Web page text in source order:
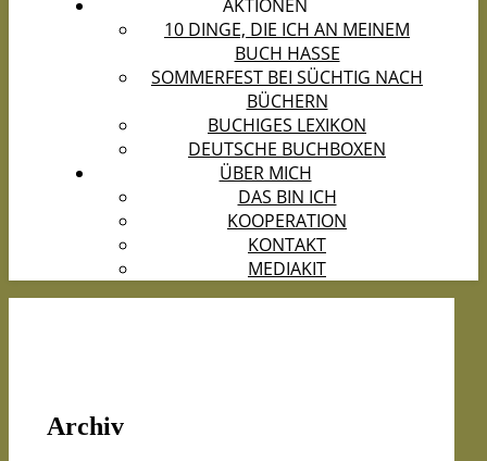
AKTIONEN
10 DINGE, DIE ICH AN MEINEM
BUCH HASSE
SOMMERFEST BEI SÜCHTIG NACH
BÜCHERN
BUCHIGES LEXIKON
DEUTSCHE BUCHBOXEN
ÜBER MICH
DAS BIN ICH
KOOPERATION
KONTAKT
MEDIAKIT
Archiv